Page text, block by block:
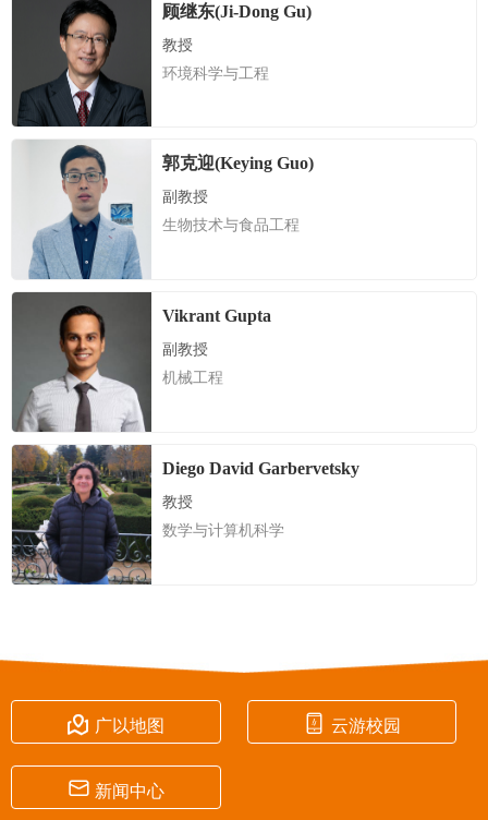
顾继东(Ji-Dong Gu)
教授
环境科学与工程
郭克迎(Keying Guo)
副教授
生物技术与食品工程
Vikrant Gupta
副教授
机械工程
Diego David Garbervetsky
教授
数学与计算机科学
 广以地图  云游校园
 新闻中心